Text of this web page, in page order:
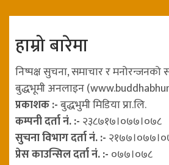
हाम्रो बारेमा
निष्पक्ष सुचना, समाचार र मनोरन्जनको
बुद्धभूमी अनलाइन
प्रकाशक :-बुद्धभुमी मिडिया प्रा.लि.
कम्पनी दर्ता नं. :- २३८७१७।०७७।०७८
सुचना विभाग दर्ता नं. :-
प्रेस काउन्सिल दर्ता नं. :- ०७७।०७८